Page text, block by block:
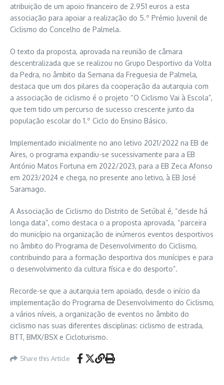
atribuição de um apoio financeiro de 2.951 euros a esta
associação para apoiar a realização do 5.º Prémio Juvenil de
Ciclismo do Concelho de Palmela.
O texto da proposta, aprovada na reunião de câmara
descentralizada que se realizou no Grupo Desportivo da Volta
da Pedra, no âmbito da Semana da Freguesia de Palmela,
destaca que um dos pilares da cooperação da autarquia com
a associação de ciclismo é o projeto “O Ciclismo Vai à Escola”,
que tem tido um percurso de sucesso crescente junto da
população escolar do 1.º Ciclo do Ensino Básico.
Implementado inicialmente no ano letivo 2021/2022 na EB de
Aires, o programa expandiu-se sucessivamente para a EB
António Matos Fortuna em 2022/2023, para a EB Zeca Afonso
em 2023/2024 e chega, no presente ano letivo, à EB José
Saramago.
A Associação de Ciclismo do Distrito de Setúbal é, “desde há
longa data”, como destaca o a proposta aprovada, “parceira
do município na organização de inúmeros eventos desportivos
no âmbito do Programa de Desenvolvimento do Ciclismo,
contribuindo para a formação desportiva dos munícipes e para
o desenvolvimento da cultura física e do desporto”.
Recorde-se que a autarquia tem apoiado, desde o início da
implementação do Programa de Desenvolvimento do Ciclismo,
a vários níveis, a organização de eventos no âmbito do
ciclismo nas suas diferentes disciplinas: ciclismo de estrada,
BTT, BMX/BSX e Cicloturismo.
Share this Article